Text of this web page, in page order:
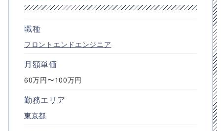
職種
フロントエンドエンジニア
月額単価
60万円〜100万円
勤務エリア
東京都